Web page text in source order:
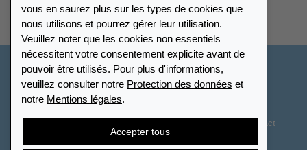
Trouver Leuchtturm
vous en saurez plus sur les types de cookies que
nous utilisons et pourrez gérer leur utilisation.
Veuillez noter que les cookies non essentiels
nécessitent votre consentement explicite avant de
pouvoir être utilisés. Pour plus d'informations,
veuillez consulter notre Protection des données et
notre Mentions légales.
Accepter tous
Suisse - Français
Paramètres des cookies
Contact